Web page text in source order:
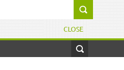
CLOSE